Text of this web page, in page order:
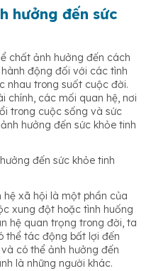
hưởng đến sức
chất ảnh hưởng đến cách
động đối với các tình
nhau trong suốt cuộc đời.
chính, các mối quan hệ, nơi
trong cuộc sống và sức
hưởng đến sức khỏe tinh
đến sức khỏe tinh
hệ xã hội là một phần của
xung đột hoặc tình huống
hệ quan trọng trong đời, ta
thể tác động bất lợi đến
có thể ảnh hưởng đến
là những người khác.